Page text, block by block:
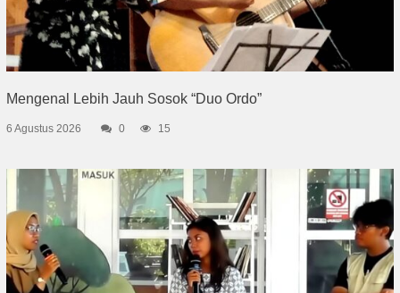
Mengenal Lebih Jauh Sosok “Duo Ordo”
6 Agustus 2026 0 15